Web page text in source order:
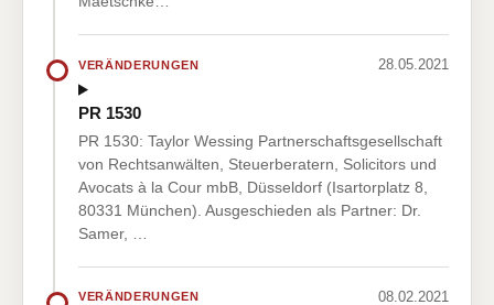
VERÄNDERUNGEN 28.05.2021
PR 1530
PR 1530: Taylor Wessing Partnerschaftsgesellschaft
von Rechtsanwälten, Steuerberatern, Solicitors und
Avocats à la Cour mbB, Düsseldorf (Isartorplatz 8,
80331 München). Ausgeschieden als Partner: Dr.
Samer, …
VERÄNDERUNGEN 08.02.2021